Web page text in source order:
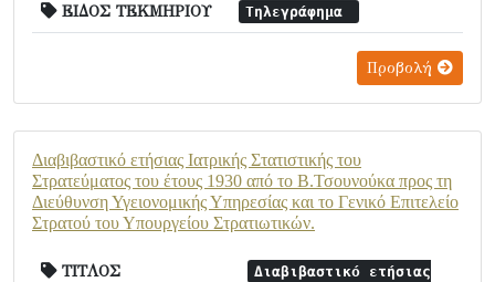
ΕΙΔΟΣ ΤΕΚΜΗΡΙΟΥ Τηλεγράφημα
Προβολή
Διαβιβαστικό ετήσιας Ιατρικής Στατιστικής του
Στρατεύματος του έτους 1930 από το Β.Τσουνούκα προς τη
Διεύθυνση Υγειονομικής Υπηρεσίας και το Γενικό Επιτελείο
Στρατού του Υπουργείου Στρατιωτικών.
ΤΙΤΛΟΣ
Διαβιβαστικό ετήσιας